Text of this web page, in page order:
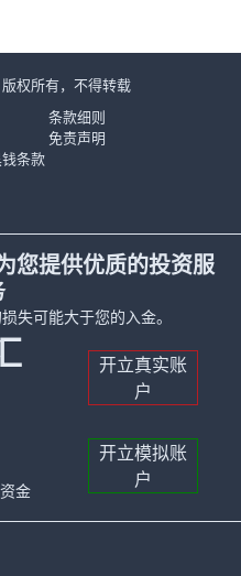
权所有，不得转载
条款细则
免责声明
条款
您提供优质的投资服
失可能大于您的入金。
开立真实账
户
金
开立模拟账
户